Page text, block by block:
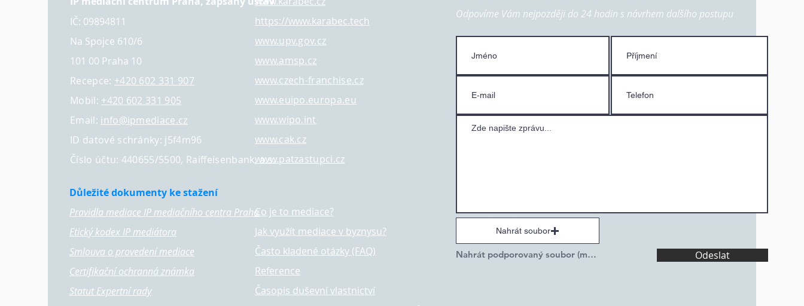
IČ: 09894811
Na Spojce 610/6
101 00 Praha 10
Recepce: +420 602 331 907
Mobil: +420 602 331 905
Email: info@ipmediace.cz
ID datové schránky: j5f4m96
Číslo účtu: 440655/5500, Raiffeisenbank, a.s.
Důležité dokumenty ke stažení
Pravidla mediace IP mediačního centra Praha
Etický kodex IP mediátora
Smlouva o provedení mediace
Certifikační ochranná známka
Statut Expertní rady
https://www.karabec.tech
www.upv.gov.cz
www.amsp.cz
www.czech-franchise.cz
www.euipo.europa.eu
www.wipo.int
www.cak.cz
www.patzastupci.cz
Co je to mediace?
Jak využít mediace v byznysu?
Často kladené otázky (FAQ)
Reference
Časopis duševní vlastnictví
Odpovíme Vám nejpozději do 24 hodin s návrhem dalšího postupu
Nahrát soubor
Nahrát podporovaný soubor (max. 15 MB) Odeslat